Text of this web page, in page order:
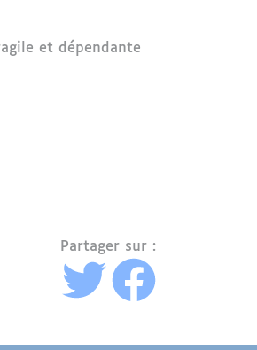
et dépendante
Partager sur :